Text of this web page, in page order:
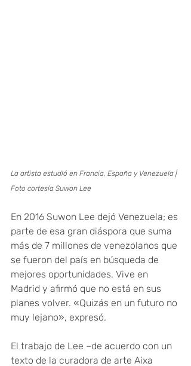
La artista estudió en Francia, España y Venezuela |
Foto cortesía Suwon Lee
En 2016 Suwon Lee dejó Venezuela; es
parte de esa gran diáspora que suma
más de 7 millones de venezolanos que
se fueron del país en búsqueda de
mejores oportunidades. Vive en
Madrid y afirmó que no está en sus
planes volver. «Quizás en un futuro no
muy lejano», expresó.
El trabajo de Lee –de acuerdo con un
texto de la curadora de arte Aixa